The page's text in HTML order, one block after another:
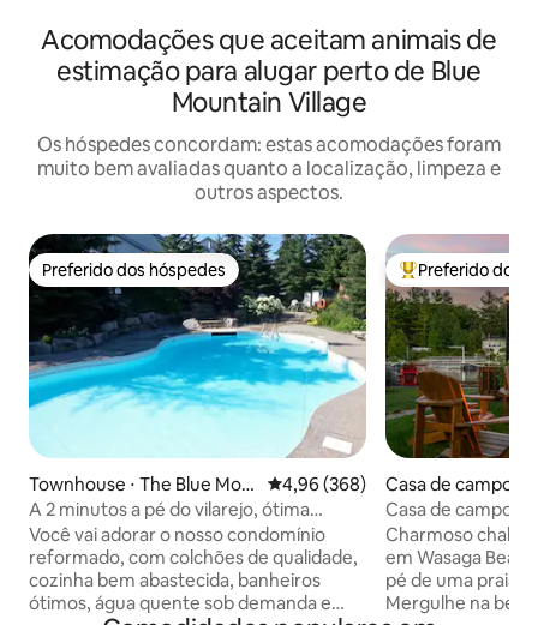
Acomodações que aceitam animais de
estimação para alugar perto de Blue
Mountain Village
Os hóspedes concordam: estas acomodações foram
muito bem avaliadas quanto a localização, limpeza e
outros aspectos.
Preferido dos hóspedes
Preferido dos hóspedes
Townhouse ⋅ The Blue Mou
ntains
4,96 de uma avaliação média de
4,96 (368)
A 2 minutos a pé do vilarejo, ótima
cozinha e camas, piscina de verão!
Você vai adorar o nosso condomínio
reformado, com colchões de qualidade,
cozinha bem abastecida, banheiros
ótimos, água quente sob demanda e
Entre os
Preferido dos
Casa de campo ⋅
ach
Casa de campo
rio com licença
Charmoso chalé
em Wasaga
pé de uma praia
Mergulhe na